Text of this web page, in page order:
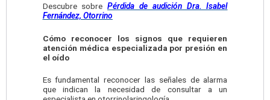
Descubre sobrePérdida de audición Dra. Isabel
Fernández, Otorrino
Cómo reconocer los signos que requieren
atención médica especializada por presión en
el oído
Es fundamental reconocer las señales de alarma
que indican la necesidad de consultar a un